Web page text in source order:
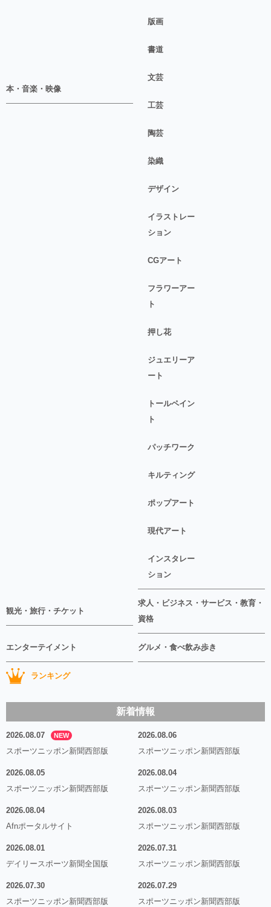
本・音楽・映像
版画
書道
文芸
工芸
陶芸
染織
デザイン
イラストレー
ション
CGアート
フラワーアー
ト
押し花
ジュエリーア
ート
トールペイン
ト
パッチワーク
キルティング
ポップアート
現代アート
インスタレー
ション
観光・旅行・チケット
求人・ビジネス・サービス・教育・
資格
エンターテイメント グルメ・食べ飲み歩き
ランキング
新着情報
2026.08.07 NEW
スポーツニッポン新聞西部版
2026.08.06
スポーツニッポン新聞西部版
2026.08.05
スポーツニッポン新聞西部版
2026.08.04
スポーツニッポン新聞西部版
2026.08.04
Afnポータルサイト
2026.08.03
スポーツニッポン新聞西部版
2026.08.01
デイリースポーツ新聞全国版
2026.07.31
スポーツニッポン新聞西部版
2026.07.30
スポーツニッポン新聞西部版
2026.07.29
スポーツニッポン新聞西部版